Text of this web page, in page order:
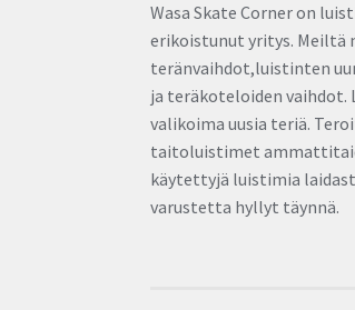
Wasa Skate Corner on
erikoistunut yritys. Meiltä
teränvaihdot,luistinten
ja teräkoteloiden vaihdot.
valikoima uusia teriä.
taitoluistimet
käytettyjä luistimia
varustetta hyllyt täynnä.